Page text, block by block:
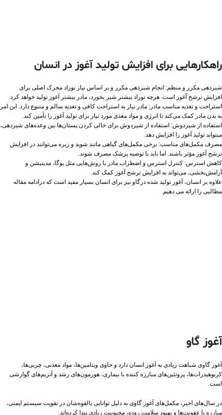
راهکارهایی برای افزایش تولید آغوز در انسان
شیردهی مکرر و منظم: انجام شیردهی مکرر و بر اساس نیاز نوزاد محرک اصلی برای
افزایش ترشح آغوز است. هرچه نوزاد بیشتر شیر بخورد، مادر بیشتر آغوز تولید خواهد کرد.
استراحت و تغذیه مناسب مادر: مادر نیاز به استراحت کافی و تغذیه سالم و متنوع دارد. این امر
به بدن مادر کمک می‌کند تا انرژی و مواد مغذی مورد نیاز برای تولید آغوز را تأمین کند.
استفاده از شیر‌دوش: استفاده از شیردوش برای خالی کردن پستان‌ها بین وعده‌های شیردهی،
میتواند تولید آغوز را افزایش دهد.
مصرف مکمل‌های مناسب: برخی مکمل‌های گیاهی مانند شوید و زیره می‌توانند در افزایش
ترشح آغوز مؤثر باشند. اما باید با توصیه پزشک مصرف شوند.
کاهش استرس: کنترل استرس و اضطراب مادر با روش‌هایی مثل یوگا، مدیتیشن و
آرامش‌بخشی، می‌تواند به افزایش ترشح آغوز کمک کند.
علاوه بر انسان، آغوز تولید شده درگاو نیز برای انسان بسیار مفید است که درادامه مقاله
مطالبی را ارائه می دهیم.
آغوز گاو
آغوز گاوی شباهت زیادی به آغوز انسان دارد و حاوی ویتامین‌ها، مواد معدنی، چربی‌ها،
کربوهیدرات‌ها، پروتئین‌های مبارزه کننده با بیماری، هورمون‌های رشد و آنزیم‌های گوارشی
است.
در سال‌های اخیر، مکمل‌های آغوز گاوی به دلیل توانایی بالقوه‌شان در تقویت سیستم ایمنی،
مبارزه با عفونت‌ها و بهبود سلامت روده، محبوبیت زیادی پیدا کرده‌اند.